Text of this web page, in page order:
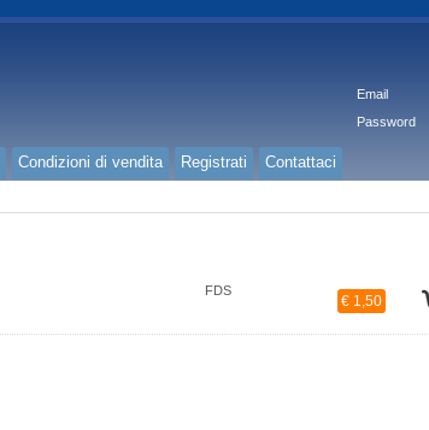
Email
Password
Condizioni di vendita Registrati
Contattaci
FDS
€ 1,50